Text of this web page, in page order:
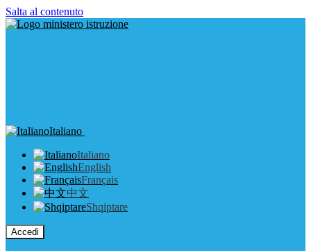
Salta al contenuto
Italiano
Italiano
English
Français
中文
Shqiptare
Accedi